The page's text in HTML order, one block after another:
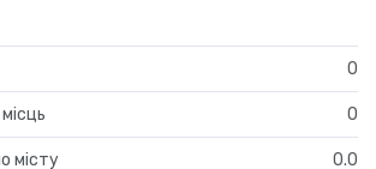
0
0
місту 0.0